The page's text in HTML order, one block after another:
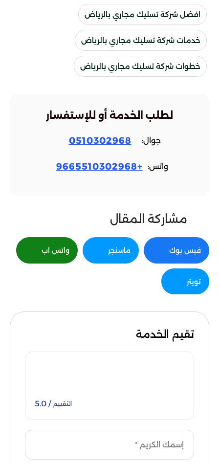
افضل شركة تسليك مجاري بالرياض
خدمات شركة تسليك مجاري بالرياض
خطوات شركة تسليك مجاري بالرياض
لطلب الخدمة أو للإستفسار
جوال: 0510302968
واتس: +9665510302968
مشاركة المقال
فيس بوك ماسنجر واتس اب
تويتر
تقيم الخدمة
التقييم / 5.0